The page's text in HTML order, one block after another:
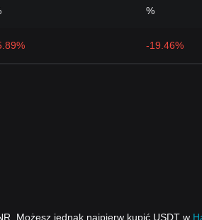
%
-19.46%
Możesz jednak najpierw kupić USDT w